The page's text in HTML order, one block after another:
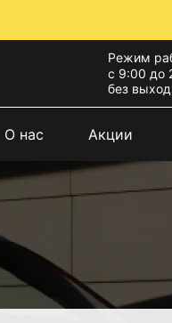
Режим
с 9:00 до
без
О нас Акции